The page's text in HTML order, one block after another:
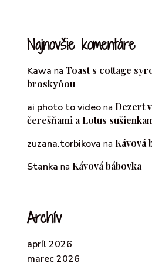
Najnovšie komentáre
Kawa na Toast s cottage
broskyňou
ai photo to videona Dezert
čerešňami a Lotus
zuzana.torbikova na Kávová
Stanka na Kávová bábovka
Archív
apríl 2026
marec 2026